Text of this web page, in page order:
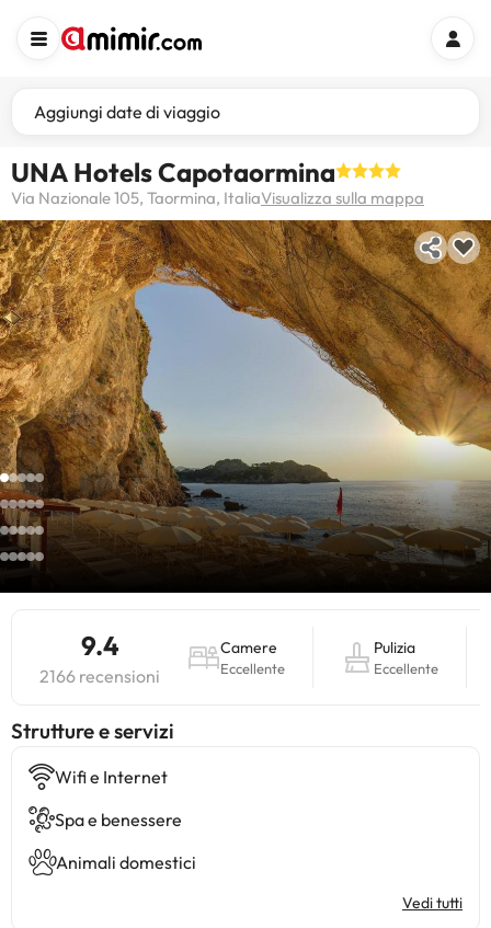
Aggiungi date di viaggio
UNA Hotels Capotaormina
Via Nazionale 105, Taormina, ItaliaVisualizza sulla mappa
9.4
2166 recensioni
Camere
Eccellente
Pulizia
Eccellente
​Strutture e servizi
Wifi e Internet
Spa e benessere
Animali domestici
Vedi tutti